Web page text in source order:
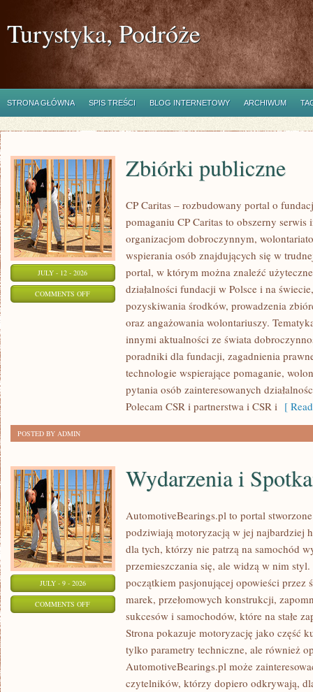
Turystyka, Podróże
STRONA GŁÓWNA SPIS TREŚCI BLOG INTERNETOWY ARCHIWUM
JULY - 12 - 2026
COMMENTS OFFON
PUBLICZNE
Zbiórki publiczne
CP Caritas – rozbudowany portal o
pomaganiu CP Caritas to obszerny
organizacjom dobroczynnym,
wspierania osób znajdujących się w
portal, w którym można znaleźć
działalności fundacji w Polsce i na
pozyskiwania środków, prowadzenia
oraz angażowania wolontariuszy.
innymi aktualności ze świata
poradniki dla fundacji, zagadnienia
technologie wspierające pomaganie,
pytania osób zainteresowanych
Polecam CSR i partnerstwa i CSR i [
POSTED BY ADMIN
JULY - 9 - 2026
COMMENTS OFFON
WYDARZENIA
SPOTKANIA
KLASYKÓW
Wydarzenia i
AutomotiveBearings.pl to portal
podziwiają motoryzacją w jej najbardziej
dla tych, którzy nie patrzą na samochód
przemieszczania się, ale widzą w nim
początkiem pasjonującej opowieści przez
marek, przełomowych konstrukcji,
sukcesów i samochodów, które na stałe
Strona pokazuje motoryzację jako część
tylko parametry techniczne, ale również
AutomotiveBearings.pl może
czytelników, którzy dopiero odkrywają,